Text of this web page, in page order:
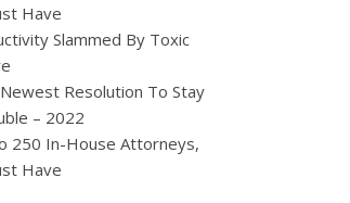
Have
Slammed By Toxic
Resolution To Stay
– 2022
250 In-House Attorneys,
Have